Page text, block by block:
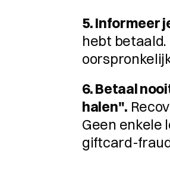
5. Informeer
hebt
6. Betaal
halen".
Geen enkele
giftcard-